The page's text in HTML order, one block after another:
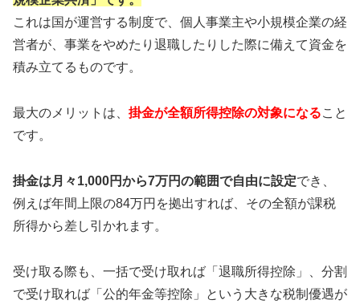
これは国が運営する制度で、個人事業主や小規模企業の経
営者が、事業をやめたり退職したりした際に備えて資金を
積み立てるものです。
最大のメリットは、 掛金が全額所得控除の対象になること
です。
掛金は月々1,000円から7万円の範囲で自由に設定でき、
例えば年間上限の84万円を拠出すれば、その全額が課税
所得から差し引かれます。
受け取る際も、一括で受け取れば「退職所得控除」、分割
で受け取れば「公的年金等控除」という大きな税制優遇が